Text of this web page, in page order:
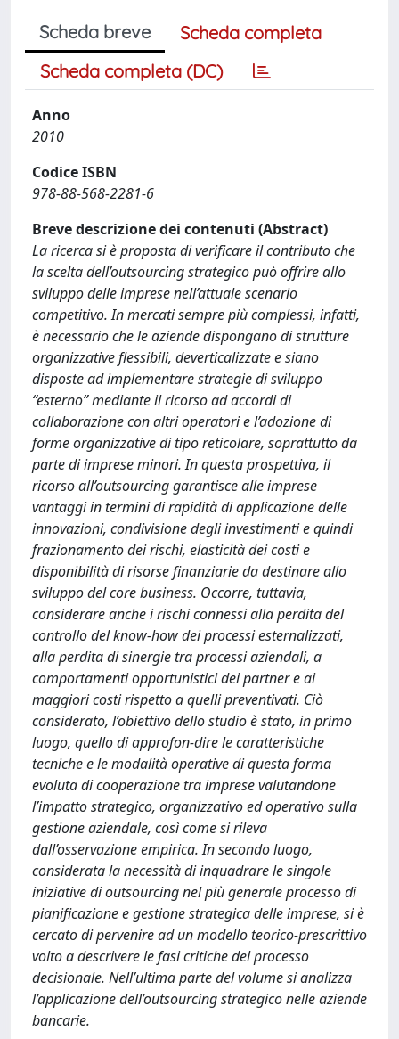
Scheda breve
Scheda completa
Scheda completa (DC)
Anno
2010
Codice ISBN
978-88-568-2281-6
Breve descrizione dei contenuti (Abstract)
La ricerca si è proposta di verificare il contributo che
la scelta dell’outsourcing strategico può offrire allo
sviluppo delle imprese nell’attuale scenario
competitivo. In mercati sempre più complessi, infatti,
è necessario che le aziende dispongano di strutture
organizzative flessibili, deverticalizzate e siano
disposte ad implementare strategie di sviluppo
“esterno” mediante il ricorso ad accordi di
collaborazione con altri operatori e l’adozione di
forme organizzative di tipo reticolare, soprattutto da
parte di imprese minori. In questa prospettiva, il
ricorso all’outsourcing garantisce alle imprese
vantaggi in termini di rapidità di applicazione delle
innovazioni, condivisione degli investimenti e quindi
frazionamento dei rischi, elasticità dei costi e
disponibilità di risorse finanziarie da destinare allo
sviluppo del core business. Occorre, tuttavia,
considerare anche i rischi connessi alla perdita del
controllo del know-how dei processi esternalizzati,
alla perdita di sinergie tra processi aziendali, a
comportamenti opportunistici dei partner e ai
maggiori costi rispetto a quelli preventivati. Ciò
considerato, l’obiettivo dello studio è stato, in primo
luogo, quello di approfon-dire le caratteristiche
tecniche e le modalità operative di questa forma
evoluta di cooperazione tra imprese valutandone
l’impatto strategico, organizzativo ed operativo sulla
gestione aziendale, così come si rileva
dall’osservazione empirica. In secondo luogo,
considerata la necessità di inquadrare le singole
iniziative di outsourcing nel più generale processo di
pianificazione e gestione strategica delle imprese, si è
cercato di pervenire ad un modello teorico-prescrittivo
volto a descrivere le fasi critiche del processo
decisionale. Nell’ultima parte del volume si analizza
l’applicazione dell’outsourcing strategico nelle aziende
bancarie.